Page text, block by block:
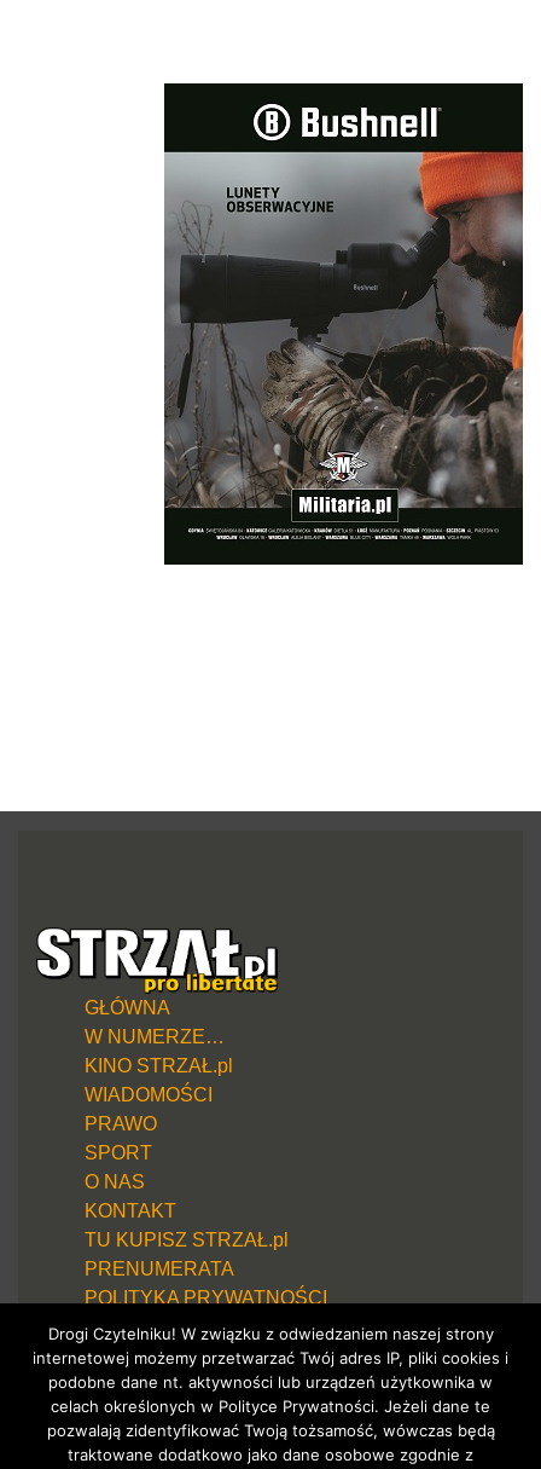
GŁÓWNA
W NUMERZE…
KINO STRZAŁ.pl
WIADOMOŚCI
PRAWO
SPORT
O NAS
KONTAKT
TU KUPISZ STRZAŁ.pl
PRENUMERATA
POLITYKA PRYWATNOŚCI
Drogi Czytelniku! W związku z odwiedzaniem naszej strony
internetowej możemy przetwarzać Twój adres IP, pliki cookies i
podobne dane nt. aktywności lub urządzeń użytkownika w
celach określonych w Polityce Prywatności. Jeżeli dane te
pozwalają zidentyfikować Twoją tożsamość, wówczas będą
traktowane dodatkowo jako dane osobowe zgodnie z